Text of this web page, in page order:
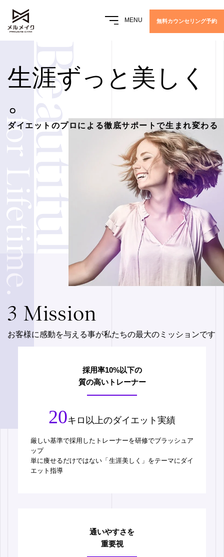
MENU 無料カウンセリング予約
Beautiful
生涯ずっ と 美 し く
。
ダイエットのプロによる徹底サポートで生まれ変わる
3 Mission
お客様に感動を与える事が私たちの最大のミッションです
採用率10%以下の
質の高いトレーナー
20キロ以上のダイエット実績
厳しい基準で採用したトレーナーを研修でブラッシュア
ップ
単に痩せるだけではない「生涯美しく」をテーマにダイ
エット指導
通いやすさを
重要視